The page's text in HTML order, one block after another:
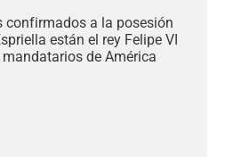
confirmados a la posesión
están el rey Felipe VI
de América